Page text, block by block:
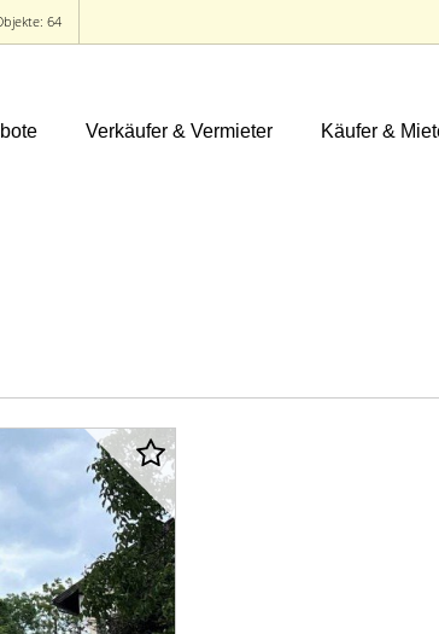
64
Verkäufer & Vermieter Käufer &